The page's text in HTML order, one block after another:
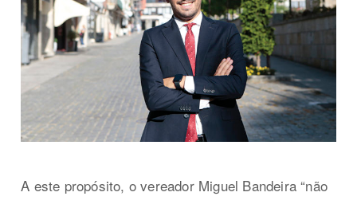
A este propósito, o vereador Miguel Bandeira “não